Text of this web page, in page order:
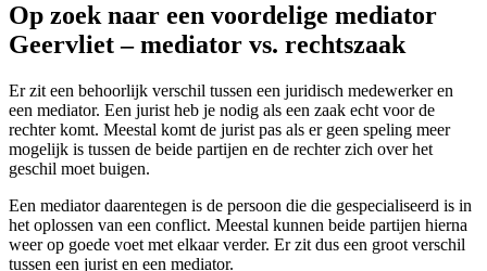
Op zoek naar een voordelige mediator
Geervliet – mediator vs. rechtszaak
Er zit een behoorlijk verschil tussen een juridisch medewerker en
een mediator. Een jurist heb je nodig als een zaak echt voor de
rechter komt. Meestal komt de jurist pas als er geen speling meer
mogelijk is tussen de beide partijen en de rechter zich over het
geschil moet buigen.
Een mediator daarentegen is de persoon die die gespecialiseerd is in
het oplossen van een conflict. Meestal kunnen beide partijen hierna
weer op goede voet met elkaar verder. Er zit dus een groot verschil
tussen een jurist en een mediator.